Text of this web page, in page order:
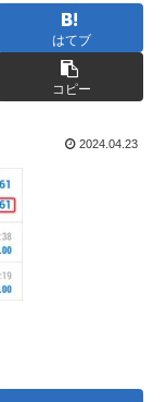
はてブ
コピー
2024.04.23